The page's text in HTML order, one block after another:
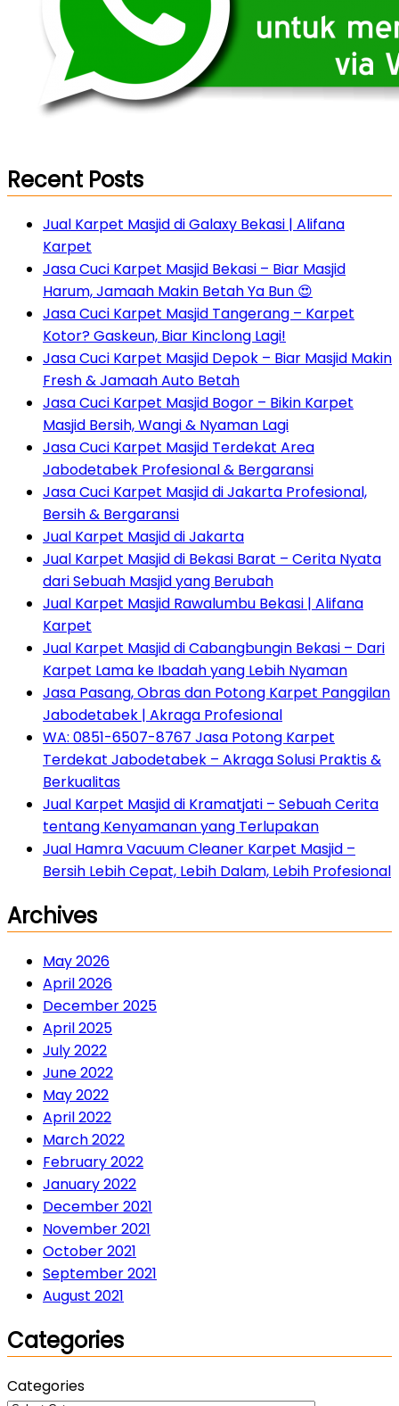
Recent Posts
Jual Karpet Masjid di Galaxy Bekasi | Alifana
Karpet
Jasa Cuci Karpet Masjid Bekasi – Biar Masjid
Harum, Jamaah Makin Betah Ya Bun 😍
Jasa Cuci Karpet Masjid Tangerang – Karpet
Kotor? Gaskeun, Biar Kinclong Lagi!
Jasa Cuci Karpet Masjid Depok – Biar Masjid Makin
Fresh & Jamaah Auto Betah
Jasa Cuci Karpet Masjid Bogor – Bikin Karpet
Masjid Bersih, Wangi & Nyaman Lagi
Jasa Cuci Karpet Masjid Terdekat Area
Jabodetabek Profesional & Bergaransi
Jasa Cuci Karpet Masjid di Jakarta Profesional,
Bersih & Bergaransi
Jual Karpet Masjid di Jakarta
Jual Karpet Masjid di Bekasi Barat – Cerita Nyata
dari Sebuah Masjid yang Berubah
Jual Karpet Masjid Rawalumbu Bekasi | Alifana
Karpet
Jual Karpet Masjid di Cabangbungin Bekasi – Dari
Karpet Lama ke Ibadah yang Lebih Nyaman
Jasa Pasang, Obras dan Potong Karpet Panggilan
Jabodetabek | Akraga Profesional
WA: 0851-6507-8767 Jasa Potong Karpet
Terdekat Jabodetabek – Akraga Solusi Praktis &
Berkualitas
Jual Karpet Masjid di Kramatjati – Sebuah Cerita
tentang Kenyamanan yang Terlupakan
Jual Hamra Vacuum Cleaner Karpet Masjid –
Bersih Lebih Cepat, Lebih Dalam, Lebih Profesional
Archives
May 2026
April 2026
December 2025
April 2025
July 2022
June 2022
May 2022
April 2022
March 2022
February 2022
January 2022
December 2021
November 2021
October 2021
September 2021
August 2021
Categories
Categories